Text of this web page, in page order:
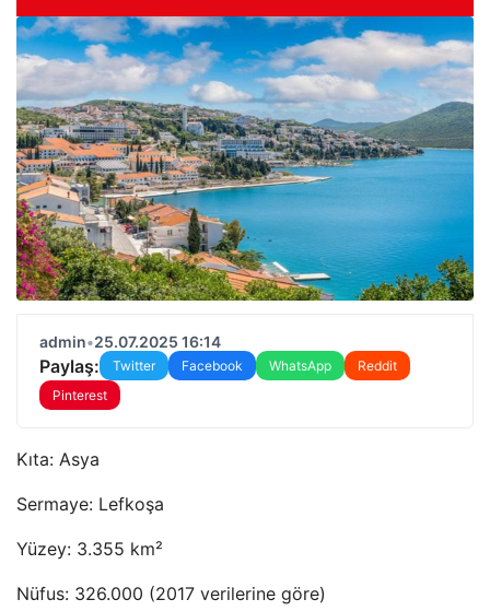
admin•25.07.2025 16:14
Paylaş: Twitter Facebook WhatsApp
Reddit
Pinterest
Kıta: Asya
Sermaye: Lefkoşa
Yüzey: 3.355 km²
Nüfus: 326.000 (2017 verilerine göre)